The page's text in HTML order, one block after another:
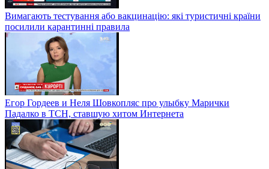
Вимагають тестування або вакцинацію: які туристичні країни
посилили карантинні правила
Егор Гордеев и Неля Шовкопляс про улыбку Марички
Падалко в ТСН, ставшую хитом Интернета